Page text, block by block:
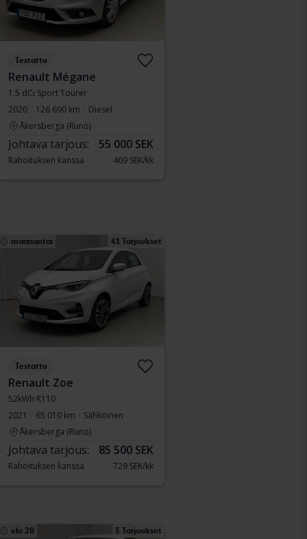
Testattu
Renault Mégane
1.5 dCi Sport Tourer
2020
126 690 km
Diesel
Åkersberga (Runö)
Johtava tarjous: 55 000 SEK
Rahoituksen kanssa 469 SEK/kk
maanantai 41 Tarjoukset
Testattu
Renault Zoe
52kWh R110
2021
65 010 km
Sähköinen
Åkersberga (Runö)
Johtava tarjous: 85 500 SEK
Rahoituksen kanssa 729 SEK/kk
elo 20 3 Tarjoukset